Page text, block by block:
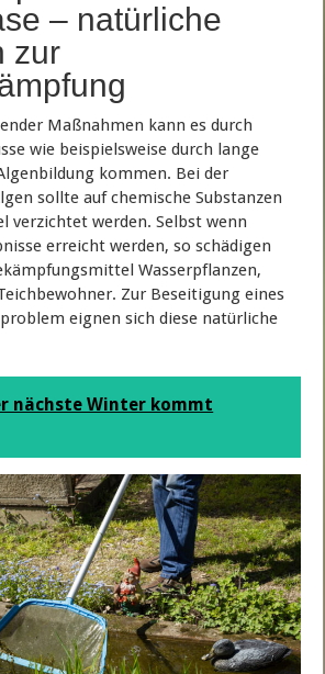
– natürliche
zur
Maßnahmen kann es durch
wie beispielsweise durch lange
kommen. Bei der
sollte auf chemische Substanzen
verzichtet werden. Selbst wenn
erreicht werden, so schädigen
Wasserpflanzen,
Zur Beseitigung eines
eignen sich diese natürliche
nächste Winter kommt